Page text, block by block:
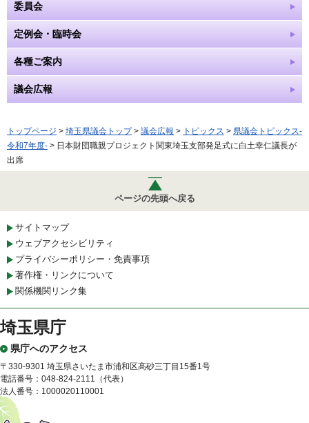
委員会
定例会・臨時会
各種ご案内
議会広報
トップページ > 埼玉県議会トップ> 議会広報 > トピックス > 県議会トピックス-
令和7年度- > 日本財団職親プロジェクト関東埼玉支部発足式に白土幸仁議長が
出席
ページの先頭へ戻る
サイトマップ
ウェブアクセシビリティ
プライバシーポリシー・免責事項
著作権・リンクについて
関係機関リンク集
埼玉県庁
県庁へのアクセス
〒330-9301 埼玉県さいたま市浦和区高砂三丁目15番1号
電話番号：048-824-2111（代表）
法人番号：1000020110001